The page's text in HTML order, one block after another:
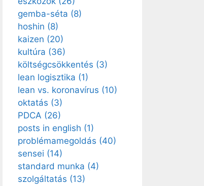
gemba-séta (8)
hoshin (8)
kaizen (20)
kultúra (36)
költségcsökkentés (3)
lean logisztika (1)
lean vs. koronavírus (10)
oktatás (3)
PDCA (26)
posts in english (1)
problémamegoldás (40)
sensei (14)
standard munka (4)
szolgáltatás (13)